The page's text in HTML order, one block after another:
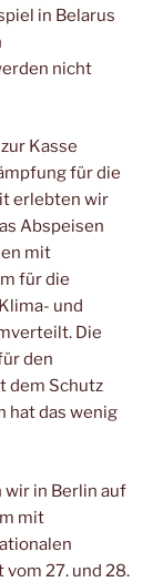
in Belarus
nicht
Kasse
für die
erlebten wir
Abspeisen
mit
für die
und
Die
den
dem Schutz
hat das wenig
wir in Berlin auf
mit
27. und 28.